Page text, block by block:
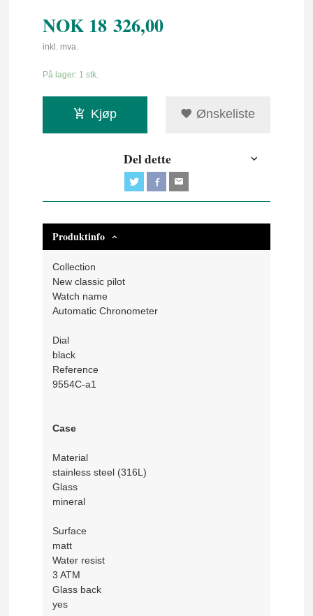
NOK 18 326,00
inkl. mva.
På lager: 1 stk.
Kjøp Ønskeliste
Del dette
Produktinfo
Collection
New classic pilot
Watch name
Automatic Chronometer
Dial
black
Reference
9554C-a1
Case
Material
stainless steel (316L)
Glass
mineral
Surface
matt
Water resist
3 ATM
Glass back
yes